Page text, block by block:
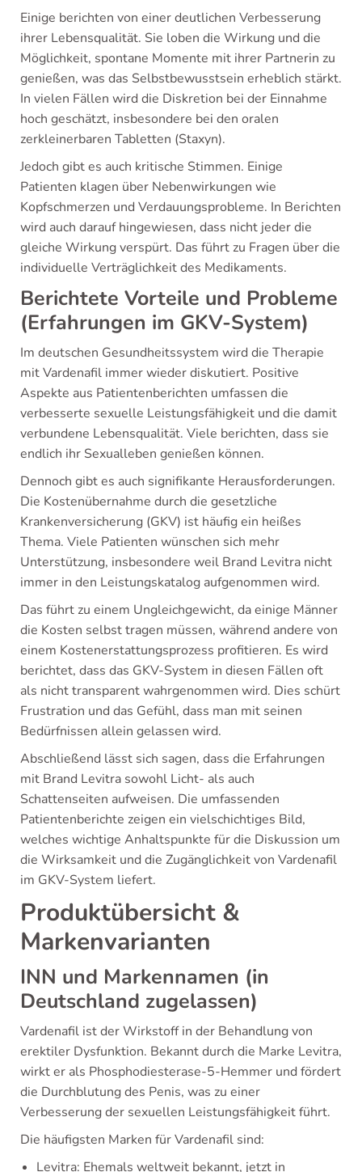
Einige berichten von einer deutlichen Verbesserung
ihrer Lebensqualität. Sie loben die Wirkung und die
Möglichkeit, spontane Momente mit ihrer Partnerin zu
genießen, was das Selbstbewusstsein erheblich stärkt.
In vielen Fällen wird die Diskretion bei der Einnahme
hoch geschätzt, insbesondere bei den oralen
zerkleinerbaren Tabletten (Staxyn).
Jedoch gibt es auch kritische Stimmen. Einige
Patienten klagen über Nebenwirkungen wie
Kopfschmerzen und Verdauungsprobleme. In Berichten
wird auch darauf hingewiesen, dass nicht jeder die
gleiche Wirkung verspürt. Das führt zu Fragen über die
individuelle Verträglichkeit des Medikaments.
Berichtete Vorteile und Probleme
(Erfahrungen im GKV-System)
Im deutschen Gesundheitssystem wird die Therapie
mit Vardenafil immer wieder diskutiert. Positive
Aspekte aus Patientenberichten umfassen die
verbesserte sexuelle Leistungsfähigkeit und die damit
verbundene Lebensqualität. Viele berichten, dass sie
endlich ihr Sexualleben genießen können.
Dennoch gibt es auch signifikante Herausforderungen.
Die Kostenübernahme durch die gesetzliche
Krankenversicherung (GKV) ist häufig ein heißes
Thema. Viele Patienten wünschen sich mehr
Unterstützung, insbesondere weil Brand Levitra nicht
immer in den Leistungskatalog aufgenommen wird.
Das führt zu einem Ungleichgewicht, da einige Männer
die Kosten selbst tragen müssen, während andere von
einem Kostenerstattungsprozess profitieren. Es wird
berichtet, dass das GKV-System in diesen Fällen oft
als nicht transparent wahrgenommen wird. Dies schürt
Frustration und das Gefühl, dass man mit seinen
Bedürfnissen allein gelassen wird.
Abschließend lässt sich sagen, dass die Erfahrungen
mit Brand Levitra sowohl Licht- als auch
Schattenseiten aufweisen. Die umfassenden
Patientenberichte zeigen ein vielschichtiges Bild,
welches wichtige Anhaltspunkte für die Diskussion um
die Wirksamkeit und die Zugänglichkeit von Vardenafil
im GKV-System liefert.
Produktübersicht &
Markenvarianten
INN und Markennamen (in
Deutschland zugelassen)
Vardenafil ist der Wirkstoff in der Behandlung von
erektiler Dysfunktion. Bekannt durch die Marke Levitra,
wirkt er als Phosphodiesterase-5-Hemmer und fördert
die Durchblutung des Penis, was zu einer
Verbesserung der sexuellen Leistungsfähigkeit führt.
Die häufigsten Marken für Vardenafil sind:
Levitra: Ehemals weltweit bekannt, jetzt in